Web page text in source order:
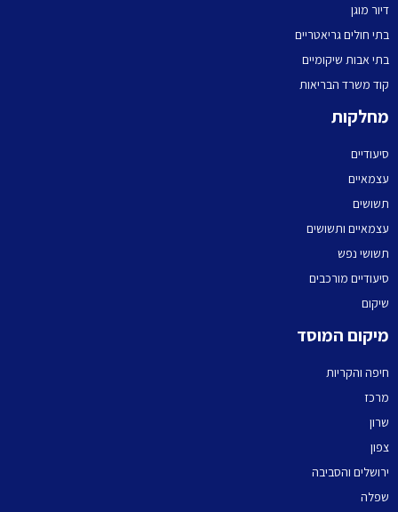
דיור מוגן
בתי חולים גריאטריים
בתי אבות שיקומיים
קוד משרד הבריאות
מחלקות
סיעודיים
עצמאיים
תשושים
עצמאיים ותשושים
תשושי נפש
סיעודיים מורכבים
שיקום
מיקום המוסד
חיפה והקריות
מרכז
שרון
צפון
ירושלים והסביבה
שפלה